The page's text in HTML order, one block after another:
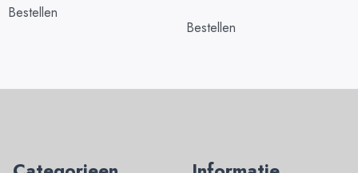
Bestellen
Bestellen